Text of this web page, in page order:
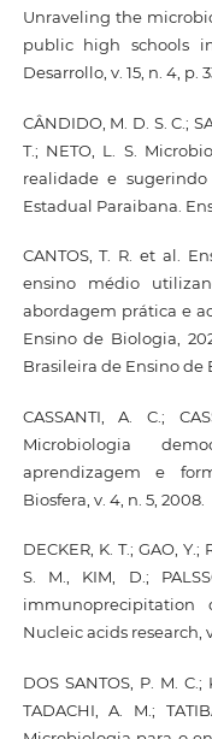
Unraveling the
public high schools
Desarrollo, v. 15, n. 4, p.
CÂNDIDO, M. D. S. C.;
T.; NETO, L. S.
realidade e
Estadual Paraibana.
CANTOS, T. R. et al.
ensino médio
abordagem prática e
Ensino de Biologia,
Brasileira de Ensino de
CASSANTI, A. C.;
Microbiologia
aprendizagem e
Biosfera, v. 4, n. 5, 2008.
DECKER, K. T.; GAO,
S. M., KIM, D.;
immunoprecipitation
Nucleic acids research,
DOS SANTOS, P. M. C.;
TADACHI, A. M.;